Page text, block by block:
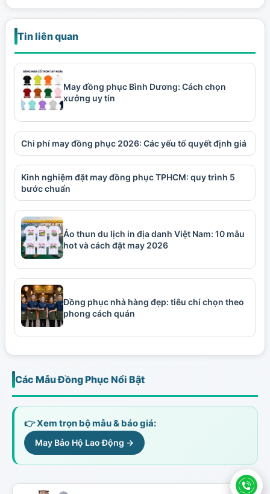
Đầu Bếp
Tạp Dề
Bảo Vệ
Spa
Áo Khoác Đồng Phục
Mũ Nón
Tin liên quan
May đồng phục Bình Dương: Cách chọn
xưởng uy tín
Chi phí may đồng phục 2026: Các yếu tố quyết định giá
Kinh nghiệm đặt may đồng phục TPHCM: quy trình 5
bước chuẩn
Áo thun du lịch in địa danh Việt Nam: 10 mẫu
hot và cách đặt may 2026
Đồng phục nhà hàng đẹp: tiêu chí chọn theo
phong cách quán
Các Mẫu Đồng Phục Nổi Bật
👉 Xem trọn bộ mẫu & báo giá:
May Bảo Hộ Lao Động →